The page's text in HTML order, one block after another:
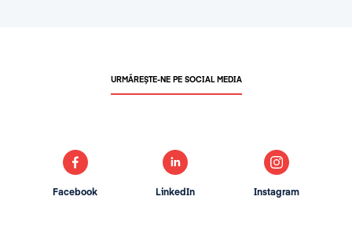
URMĂREȘTE-NE PE SOCIAL MEDIA
Facebook LinkedIn Instagram